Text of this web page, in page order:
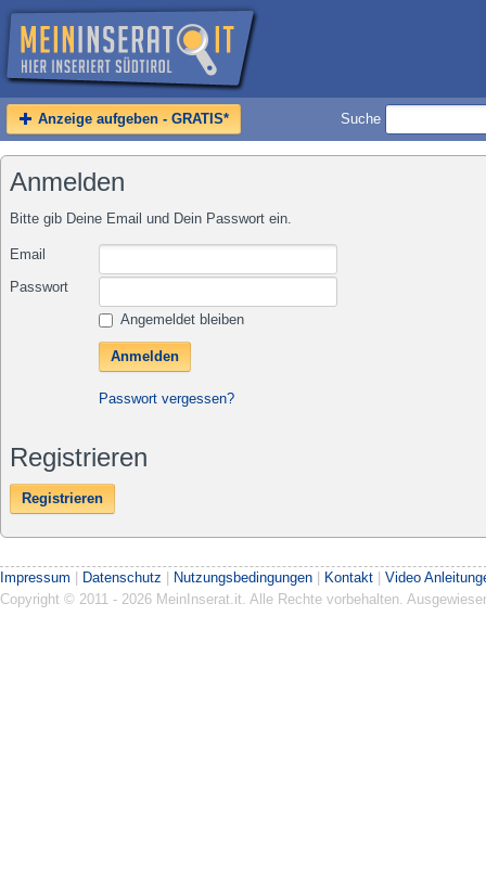
Anzeige aufgeben - GRATIS* Suche
Anmelden
Bitte gib Deine Email und Dein Passwort ein.
Email
Passwort
Angemeldet bleiben
Passwort vergessen?
Registrieren
Registrieren
Impressum Datenschutz Nutzungsbedingungen Kontakt
Video
Copyright © 2011 - 2026 MeinInserat.it. Alle Rechte vorbehalten.